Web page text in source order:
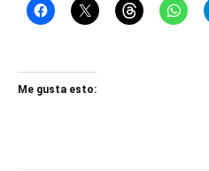
Me gusta esto: